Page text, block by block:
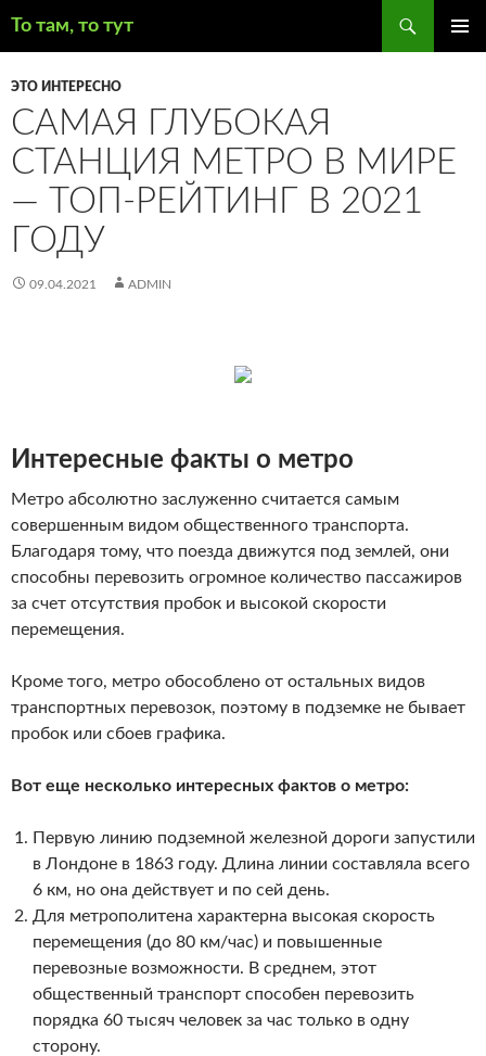
То там, то тут
СОДЕРЖИМОМУ
ЭТО ИНТЕРЕСНО
САМАЯ ГЛУБОКАЯ
СТАНЦИЯ МЕТРО В МИРЕ
— ТОП-РЕЙТИНГ В 2021
ГОДУ
09.04.2021 ADMIN
Интересные факты о метро
Метро абсолютно заслуженно считается самым
совершенным видом общественного транспорта.
Благодаря тому, что поезда движутся под землей, они
способны перевозить огромное количество пассажиров
за счет отсутствия пробок и высокой скорости
перемещения.
Кроме того, метро обособлено от остальных видов
транспортных перевозок, поэтому в подземке не бывает
пробок или сбоев графика.
Вот еще несколько интересных фактов о метро:
Первую линию подземной железной дороги запустили
в Лондоне в 1863 году. Длина линии составляла всего
6 км, но она действует и по сей день.
Для метрополитена характерна высокая скорость
перемещения (до 80 км/час) и повышенные
перевозные возможности. В среднем, этот
общественный транспорт способен перевозить
порядка 60 тысяч человек за час только в одну
сторону.